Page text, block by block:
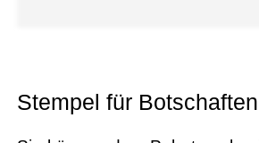
Stempel für